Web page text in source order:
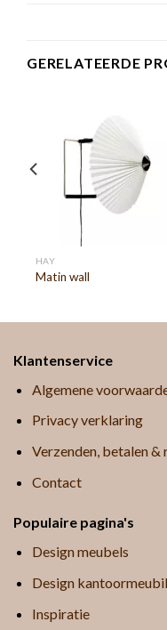
GERELATEERDE
HAY
Matin wall
Klantenservice
Algemene
Privacy verklaring
Verzenden, betalen &
Contact
Populaire pagina's
Design meubels
Design
Inspiratie